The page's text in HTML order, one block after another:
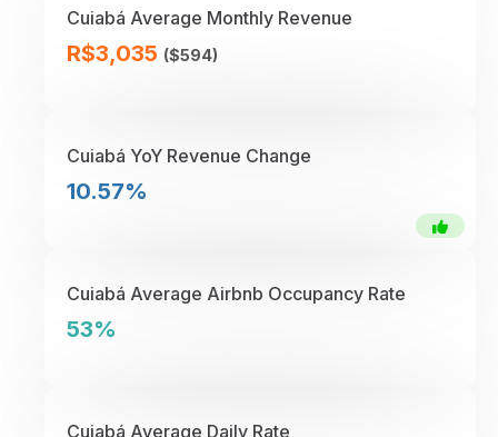
Cuiabá Average Monthly Revenue
R$3,035 ($594)
Cuiabá YoY Revenue Change
10.57%
Cuiabá Average Airbnb Occupancy Rate
53%
Cuiabá Average Daily Rate